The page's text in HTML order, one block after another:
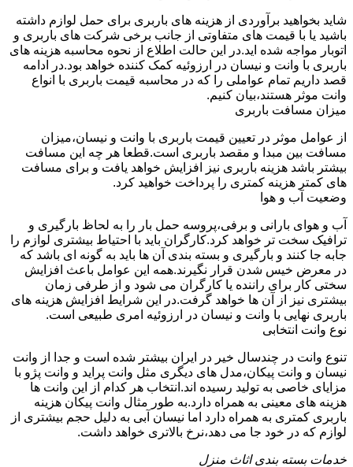
شاید بخواهید برآوردی از هزینه های باربری برای حمل لوازم داشته
باشید یا با قیمت های متفاوتی از جانب برخی شرکت های باربری و
اتوبار مواجه شده اید.در این حالت اطلاع از نحوه محاسبه هزینه های
باربری با وانت و نیسان در ارزوئیه کمک کننده خواهد بود.در ادامه
قصد داریم تمام عواملی را که در محاسبه قیمت باربری با انواع
وانت موثر هستند،بیان کنیم.
میزان مسافت باربری
از عوامل موثر در تعیین قیمت باربری با وانت و نیسان،میزان
مسافت بین مبدا و مقصد باربری است.قطعا هر چه این مسافت
بیشتر باشد هزینه باربری نیز افزایش خواهد یافت و برای مسافت
های کمتر هزینه کمتری را پرداخت خواهید کرد.
وضعیت آب و هوا
آب و هوای بارانی و برفی،پروسه حمل بار را به لحاظ بارگیری و
ترافیک سخت تر خواهد کرد.کارگران باید با احتیاط بیشتری لوازم را
جابه جا کنند و بارگیری و بسته بندی آن ها باید به گونه ای باشد که
در معرض خیس شدن قرار نگیرند.همه این عوامل باعث افزایش
سختی کار برای راننده یا کارگران می شود و از طرفی زمان
بیشتری نیز از آن ها خواهد گرفت.در این شرایط افزایش هزینه های
باربری نهایی با وانت و نیسان در ارزوئیه امری طبیعی است.
نوع وانت انتخابی
تنوع وانت در چندسال خیر در ایران بیشتر شده است و جدا از وانت
نیسان و وانت پیکان،مدل های دیگری مثل وانت پراید و وانت پژو با
مزایای خاصی به تولید رسیده اند.انتخاب هر کدام از این وانت ها
هزینه های معینی به همراه دارد.به طور مثال وانت پیکان هزینه
باربری کمتری به همراه دارد اما نیسان آبی به دلیل حجم بیشتری از
لوازم که در خود جا می دهد،نرخ بالاتری خواهد داشت.
خدمات بسته بندی اثاث منزل